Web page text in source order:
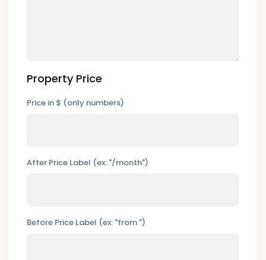
Property Price
Price in $ (only numbers)
After Price Label (ex: "/month")
Before Price Label (ex: "from ")